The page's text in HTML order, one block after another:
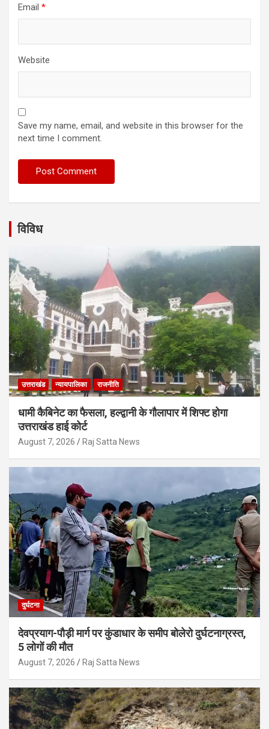
Email *
Website
Save my name, email, and website in this browser for the
next time I comment.
विविध
उत्तराखंड न्यायपालिका राजनीति
धामी कैबिनेट का फैसला, हल्द्वानी के गौलापार में शिफ्ट होगा
उत्तराखंड हाई कोर्ट
August 7, 2026 Raj Satta News
दुर्घटना
देवप्रयाग-पौड़ी मार्ग पर कुंडाधार के समीप बोलेरो दुर्घटनाग्रस्त,
5 लोगों की मौत
August 7, 2026 Raj Satta News